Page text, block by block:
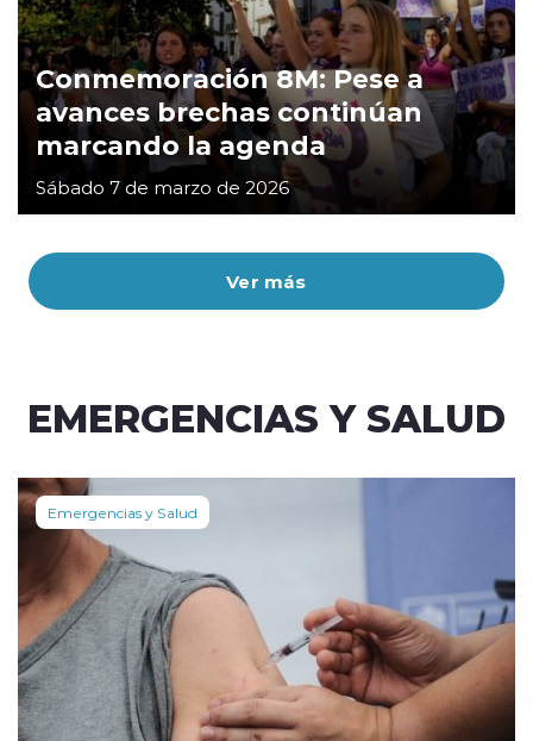
Ver más
Conmemoración 8M: Pese a
avances brechas continúan
marcando la agenda
Sábado 7 de marzo de 2026
EMERGENCIAS Y SALUD
Emergencias y Salud